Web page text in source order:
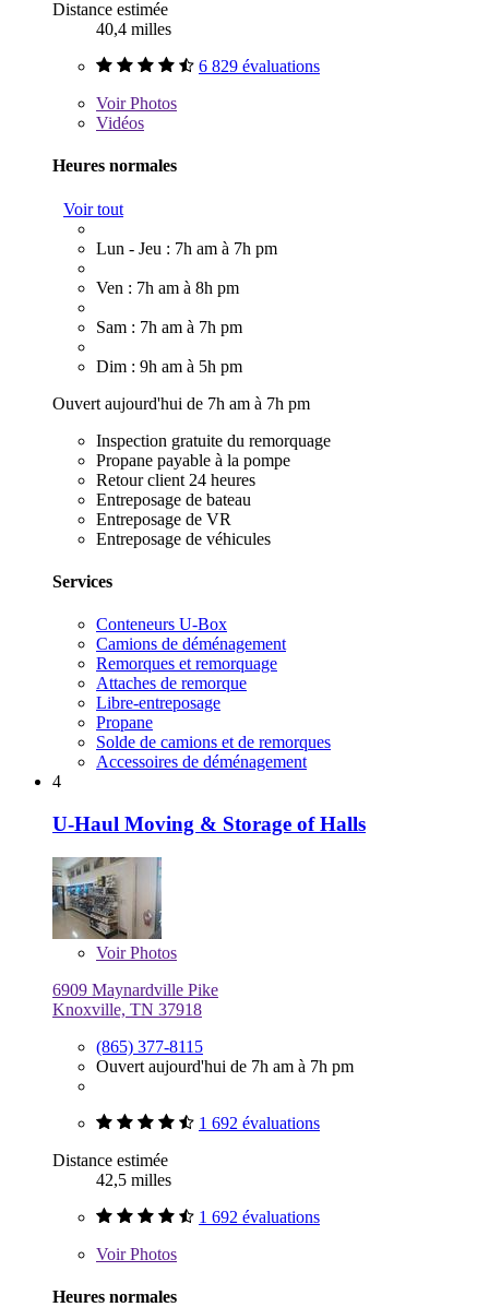
Distance estimée
40,4 milles
6 829 évaluations
VoirPhotos
Vidéos
Heures normales
Voir tout
Lun - Jeu : 7h am à 7h pm
Ven : 7h am à 8h pm
Sam : 7h am à 7h pm
Dim : 9h am à 5h pm
Ouvert aujourd'hui de 7h am à 7h pm
Inspection gratuite du remorquage
Propane payable à la pompe
Retour client 24 heures
Entreposage de bateau
Entreposage de VR
Entreposage de véhicules
Services
Conteneurs U-Box
Camions de déménagement
Remorques et remorquage
Attaches de remorque
Libre-entreposage
Propane
Solde de camions et de remorques
Accessoires de déménagement
4
U-Haul Moving & Storage of Halls
VoirPhotos
6909 Maynardville Pike
Knoxville, TN 37918
(865) 377-8115
Ouvert aujourd'hui de 7h am à 7h pm
1 692 évaluations
Distance estimée
42,5 milles
1 692 évaluations
VoirPhotos
Heures normales